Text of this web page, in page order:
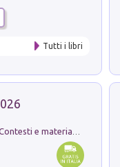
Tutti i libri